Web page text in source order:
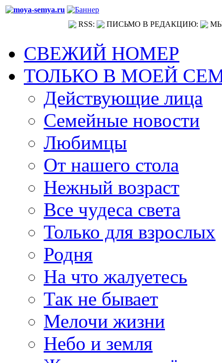
RSS: ПИСЬМО В РЕДАКЦИЮ:
СВЕЖИЙ НОМЕР
ТОЛЬКО В МОЕЙ
Действующие лица
Семейные новости
Любимцы
От нашего стола
Нежный возраст
Все чудеса света
Только для взрослых
Родня
На что жалуетесь
Так не бывает
Мелочи жизни
Небо и земля